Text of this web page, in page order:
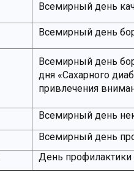
Всемирный день
Всемирный день
Всемирный день
дня «Сахарного
привлечения
Всемирный день
Всемирный день
День профилактики